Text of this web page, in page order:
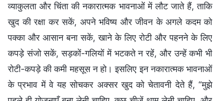
व्याकुलता और चिंता की नकारात्मक भावनाओं में लौट जाते हैं, ताकि
खुद की रक्षा कर सकें, अपने भविष्य और जीवन के अगले कदम को
पक्का और आसान बना सकें, खाने के लिए रोटी और पहनने के लिए
कपड़े संजो सकें, सड़कों-गलियों में भटकते न रहें, और उन्हें कभी भी
रोटी-कपड़े की कमी महसूस न हो। इसलिए इन नकारात्मक भावनाओं
के प्रभाव में वे यह सोचकर अक्सर खुद को चेतावनी देते हैं, “मुझे